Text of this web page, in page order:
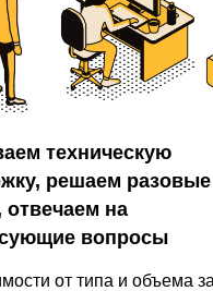
техническую
решаем разовые
отвечаем на
вопросы
от типа и объема